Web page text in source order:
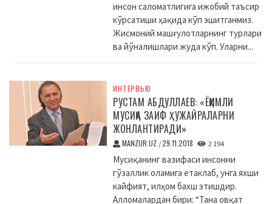
инсон саломатлигига ижобий таъсир
кўрсатиши ҳақида кўп эшитганмиз.
Жисмоний машғулотларнинг турлари
ва йўналишлари жуда кўп. Уларни...
ИНТЕРВЬЮ
РУСТАМ АБДУЛЛАЕВ: «ЁҚИМЛИ
МУСИҚА ЗАИФ ҲУЖАЙРАЛАРНИ
ЖОНЛАНТИРАДИ»
MANZUR.UZ /29.11.2018 2 194
Мусиқанинг вазифаси инсонни
гўзаллик оламига етаклаб, унга яхши
кайфият, илҳом бахш этишдир.
Алломалардан бири: “Тана овқат